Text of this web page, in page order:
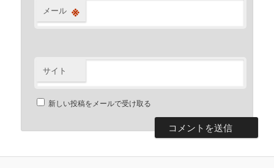
メール ※
サイト
新しい投稿をメールで受け取る